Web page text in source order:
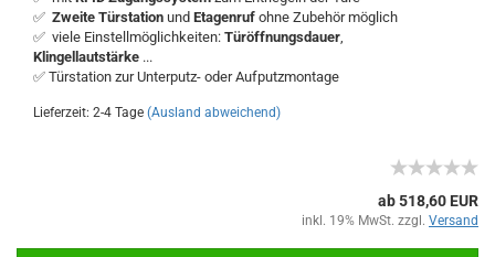
✅ Zweite Türstation und Etagenruf ohne Zubehör möglich
✅ viele Einstellmöglichkeiten: Türöffnungsdauer,
Klingellautstärke ...
✅ Türstation zur Unterputz- oder Aufputzmontage
Lieferzeit: 2-4 Tage (Ausland abweichend)
ab 518,60 EUR
inkl. 19% MwSt. zzgl. Versand